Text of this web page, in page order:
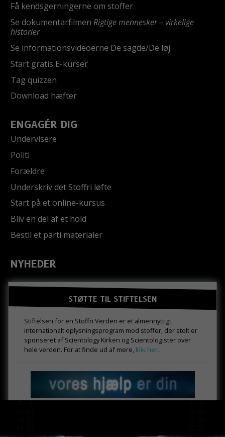
Få kendsgerningerne om stoffer
Se dokumentarfilmen Rigtige mennesker – virkelige
historier
Se informationsvideoerne De sagde/De løj
Start gratis E-kurser
Tag quizzen
Download hæfter
ENGAGÉR DIG
Undervisere
Politi
Forældre
Underskriv det Stoffri løfte
Start på et online-kursus
Bliv en del af et hold
Bestil et parti materialer
NYHEDER
STØTTE TIL STIFTELSEN
Stiftelsen for en Stoffri Verden er et almennyttigt,
internationalt oplysningsprogram mod stoffer, der stolt er
sponseret af Scientology Kirken og Scientologister over
hele verden. For at finde ud af mere, klik her.